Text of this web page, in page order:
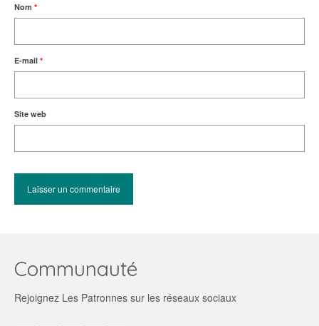
Nom *
E-mail *
Site web
Communauté
Rejoignez Les Patronnes sur les réseaux sociaux